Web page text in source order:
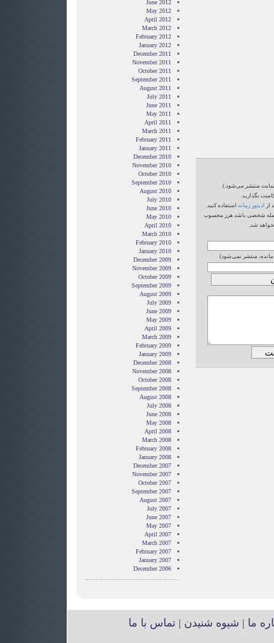
منتشر می‌شود.)
بگذارید.
از
ادیتور زمانه استفاده کنید.
حمله شخصی باشد هرز محسوب
شد.
مانده، منتشر نمی‌شود)
June 2012
May 2012
April 2012
March 2012
February 2012
January 2012
December 2011
November 2011
October 2011
September 2011
August 2011
July 2011
June 2011
May 2011
April 2011
March 2011
February 2011
January 2011
December 2010
November 2010
October 2010
September 2010
August 2010
July 2010
June 2010
May 2010
April 2010
March 2010
February 2010
January 2010
December 2009
November 2009
October 2009
September 2009
August 2009
July 2009
June 2009
May 2009
April 2009
March 2009
February 2009
January 2009
December 2008
November 2008
October 2008
September 2008
August 2008
July 2008
June 2008
May 2008
April 2008
March 2008
February 2008
January 2008
December 2007
November 2007
October 2007
September 2007
August 2007
July 2007
June 2007
May 2007
April 2007
March 2007
February 2007
January 2007
December 2006
ما | شیوه شنیدن |تماس با ما